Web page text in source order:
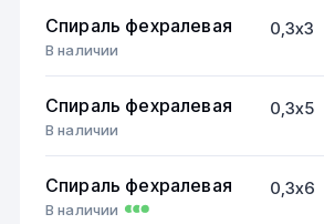
Спираль фехралевая
В наличии
0,3х3
Спираль фехралевая
В наличии
0,3х5
Спираль фехралевая
В наличии
0,3х6